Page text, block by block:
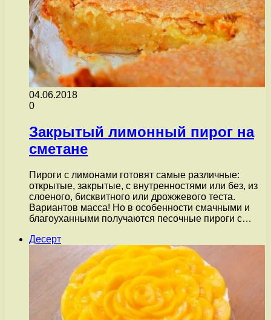
04.06.2018
0
Закрытый лимонный пирог на
сметане
Пироги с лимонами готовят самые различные:
открытые, закрытые, с внутренностями или без, из
слоеного, бисквитного или дрожжевого теста.
Вариантов масса! Но в особенности смачными и
благоуханными получаются песочные пироги с…
Десерт